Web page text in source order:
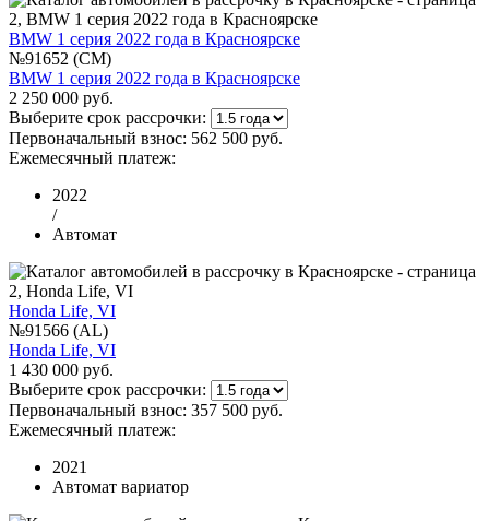
BMW 1 серия 2022 года в Красноярске
№91652 (CM)
BMW 1 серия 2022 года в Красноярске
2 250 000 руб.
Выберите срок рассрочки:
Первоначальный взнос: 562 500 руб.
Ежемесячный платеж:
2022
/
Автомат
Honda Life, VI
№91566 (AL)
Honda Life, VI
1 430 000 руб.
Выберите срок рассрочки:
Первоначальный взнос: 357 500 руб.
Ежемесячный платеж:
2021
Автомат вариатор